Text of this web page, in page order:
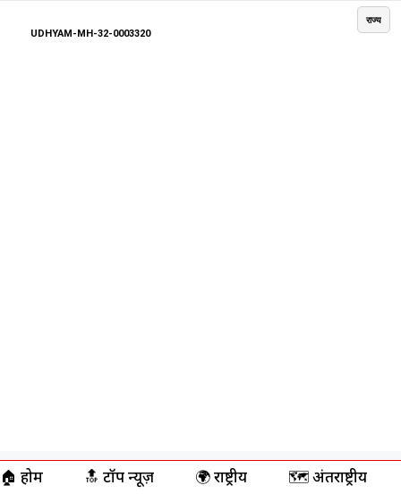
UDHYAM-MH-32-0003320
राज्य
🏠 होम 🔝 टॉप न्यूज़ 🌍 राष्ट्रीय 🗺️ अंतर्राष्ट्रीय